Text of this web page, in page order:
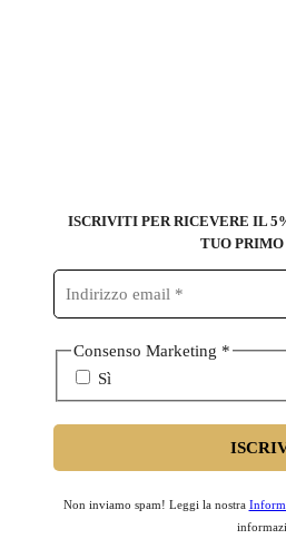
ISCRIVITI PER RICEVERE IL
TUO
Consenso Marketing *
Sì
Non inviamo spam! Leggi la nostra